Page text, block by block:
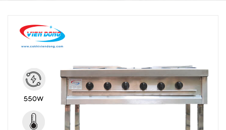
THIẾT BỊ LÀM ĐỒ ĂN NHANH
THIẾT BỊ LÀM BÁNH
MÁY ĐÓNG GÓI THỰC PHẨM
THIẾT BỊ LẠNH